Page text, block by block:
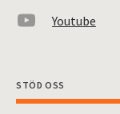
Youtube
STÖD OSS